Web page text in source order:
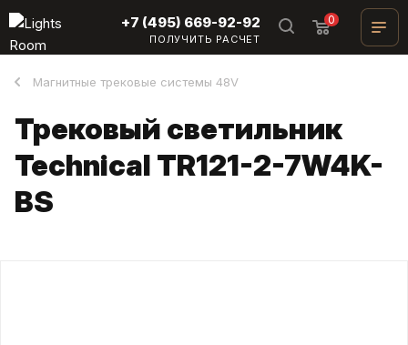
0
+7 (495) 669-92-92
ПОЛУЧИТЬ РАСЧЕТ
Магнитные трековые системы 48V
Трековый светильник
Technical TR121-2-7W4K-
BS